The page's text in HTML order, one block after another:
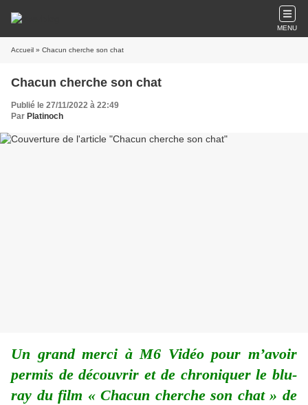
MENU
Accueil » Chacun cherche son chat
Chacun cherche son chat
Publié le 27/11/2022 à 22:49
Par Platinoch
Un grand merci à M6 Vidéo pour m’avoir
permis de découvrir et de chroniquer le blu-
ray du film « Chacun cherche son chat » de